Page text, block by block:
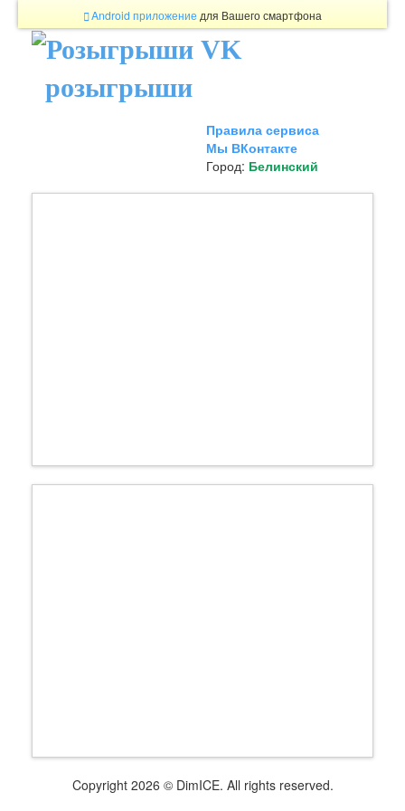
Android приложение для Вашего смартфона
розыгрыши
Правила сервиса
Мы ВКонтакте
Город: Белинский
Copyright 2026 © DimICE. All rights reserved.